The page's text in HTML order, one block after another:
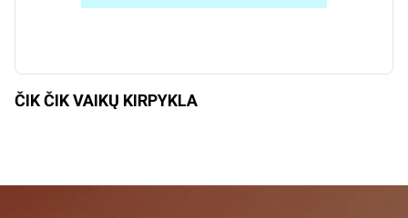
ČIK ČIK VAIKŲ KIRPYKLA